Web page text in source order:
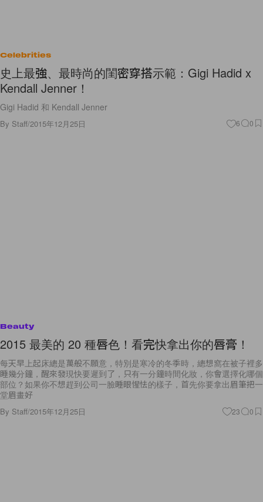
Celebrities
史上最強、最時尚的閨密穿搭示範：Gigi Hadid x
Kendall Jenner！
Gigi Hadid 和 Kendall Jenner
By Staff/2015年12月25日 6 0
Beauty
2015 最美的 20 種唇色！看完快拿出你的唇膏！
每天早上起床總是萬般不願意，特別是寒冷的冬季時，總想窩在被子裡多
睡幾分鐘，醒來發現快要遲到了，只有一分鐘時間化妝，你會選擇化哪個
部位？如果你不想趕到公司一臉睡眼惺怯的樣子，首先你要拿出眉筆把一
堂眉畫好
By Staff/2015年12月25日 23 0